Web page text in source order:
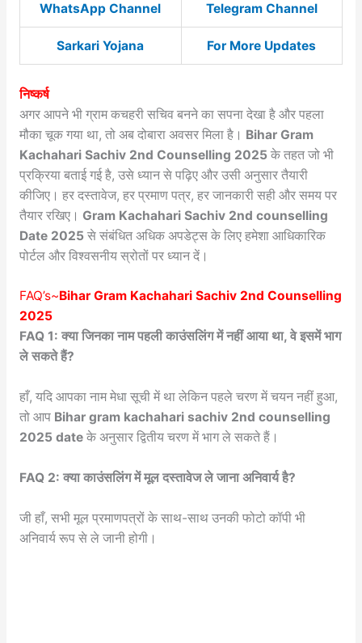
WhatsApp Channel Telegram Channel
Sarkari Yojana For More Updates
निष्कर्ष
अगर आपने भी ग्राम कचहरी सचिव बनने का सपना देखा है और पहला
मौका चूक गया था, तो अब दोबारा अवसर मिला है। Bihar Gram
Kachahari Sachiv 2nd Counselling 2025 के तहत जो भी
प्रक्रिया बताई गई है, उसे ध्यान से पढ़िए और उसी अनुसार तैयारी
कीजिए। हर दस्तावेज, हर प्रमाण पत्र, हर जानकारी सही और समय पर
तैयार रखिए। Gram Kachahari Sachiv 2nd counselling
Date 2025 से संबंधित अधिक अपडेट्स के लिए हमेशा आधिकारिक
पोर्टल और विश्वसनीय स्रोतों पर ध्यान दें।
FAQ’s~Bihar Gram Kachahari Sachiv 2nd Counselling
2025
FAQ 1: क्या जिनका नाम पहली काउंसलिंग में नहीं आया था, वे इसमें भाग
ले सकते हैं?
हाँ, यदि आपका नाम मेधा सूची में था लेकिन पहले चरण में चयन नहीं हुआ,
तो आप Bihar gram kachahari sachiv 2nd counselling
2025 dateके अनुसार द्वितीय चरण में भाग ले सकते हैं।
FAQ 2: क्या काउंसलिंग में मूल दस्तावेज ले जाना अनिवार्य है?
जी हाँ, सभी मूल प्रमाणपत्रों के साथ-साथ उनकी फोटो कॉपी भी
अनिवार्य रूप से ले जानी होगी।